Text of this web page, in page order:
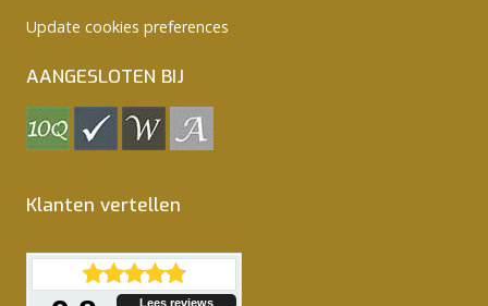
Update cookies preferences
AANGESLOTEN BIJ
Klanten vertellen
Lees reviews